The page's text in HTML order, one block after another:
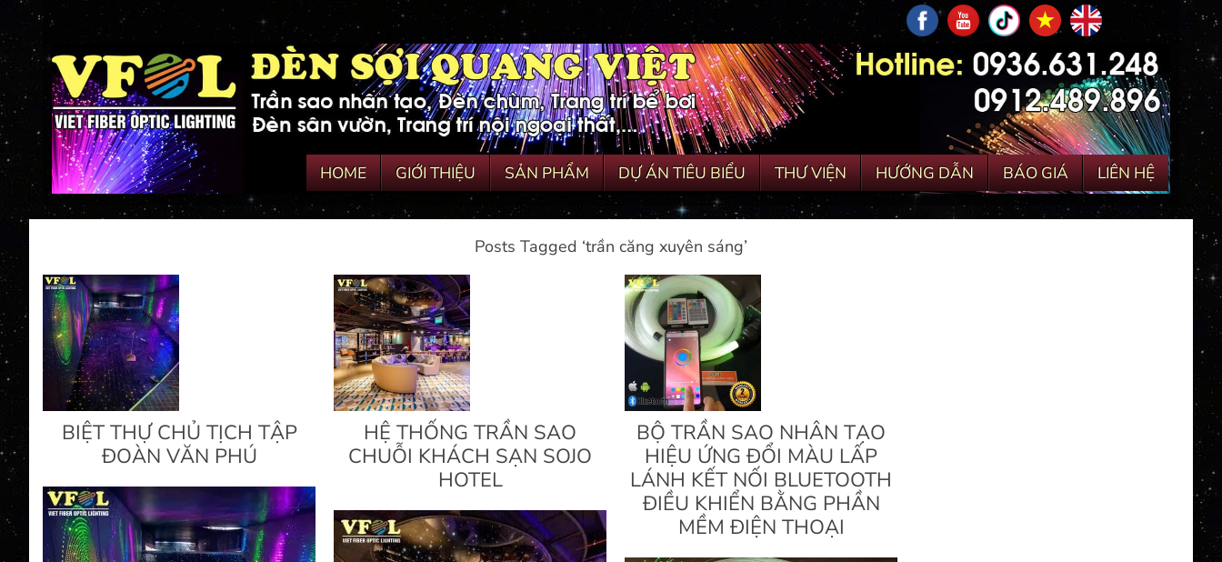
HOME GIỚI THIỆU SẢN PHẨM DỰ ÁN TIÊU BIỂU THƯ VIỆN HƯỚNG DẪN BÁO GIÁ LIÊN HỆ
Posts Tagged ‘trần căng xuyên sáng’
BIỆT THỰ CHỦ TỊCH TẬP
ĐOÀN VĂN PHÚ
HỆ THỐNG TRẦN SAO
CHUỖI KHÁCH SẠN SOJO
HOTEL
BỘ TRẦN SAO NHÂN TẠO
HIỆU ỨNG ĐỔI MÀU LẤP
LÁNH KẾT NỐI BLUETOOTH
ĐIỀU KHIỂN BẰNG PHẦN
MỀM ĐIỆN THOẠI